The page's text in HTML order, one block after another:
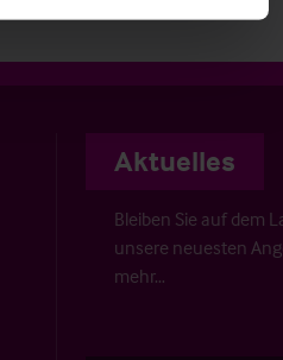
Aktuelles
Bleiben Sie auf dem
unsere neuesten
mehr…